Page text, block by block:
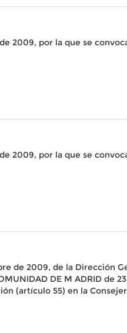
2009, por la que se
2009, por la que se
de 2009, de la Dirección
OMUNIDAD DE M ADRID
(artículo 55) en la